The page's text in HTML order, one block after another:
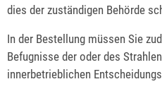
dies der zuständigen Behörde
In der Bestellung müssen Sie
Befugnisse der oder des
innerbetrieblichen